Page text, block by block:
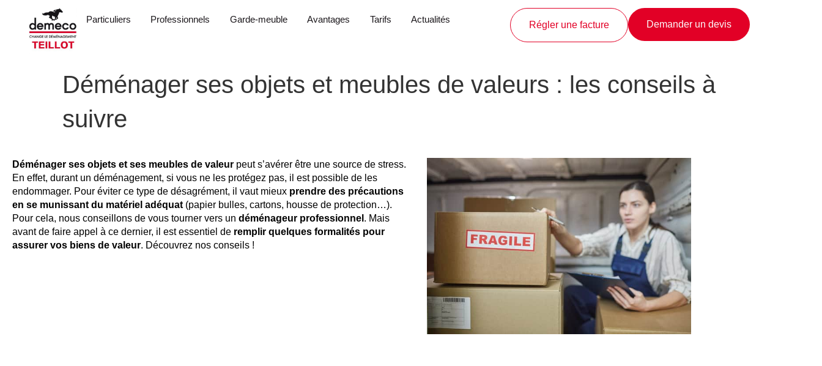
Particuliers Professionnels Garde-meuble Avantages Tarifs Actualités
Régler une facture Demander un devis
Déménager ses objets et meubles de valeurs : les conseils à
suivre
Déménager ses objets et ses meubles de valeur peut s’avérer être une source de stress.
En effet, durant un déménagement, si vous ne les protégez pas, il est possible de les
endommager. Pour éviter ce type de désagrément, il vaut mieux prendre des précautions
en se munissant du matériel adéquat (papier bulles, cartons, housse de protection…).
Pour cela, nous conseillons de vous tourner vers un déménageur professionnel . Mais
avant de faire appel à ce dernier, il est essentiel de remplir quelques formalités pour
assurer vos biens de valeur. Découvrez nos conseils !